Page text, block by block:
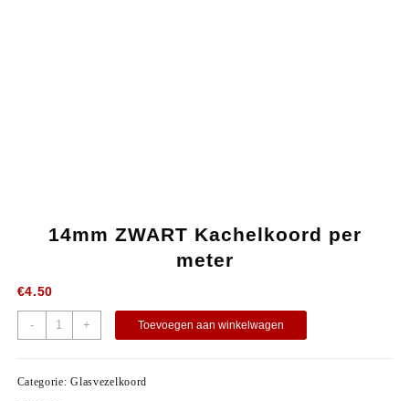
14mm ZWART Kachelkoord per
meter
€4.50
- + Toevoegen aan winkelwagen
Categorie:Glasvezelkoord